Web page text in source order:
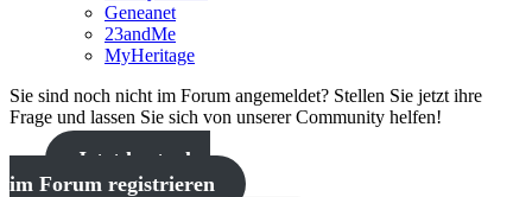
Geneanet
23andMe
MyHeritage
Sie sind noch nicht im Forum angemeldet? Stellen Sie jetzt ihre
Frage und lassen Sie sich von unserer Community helfen!
Jetzt kostenlos
im Forum registrieren